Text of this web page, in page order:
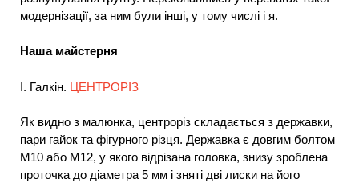
модернізації, за ним були інші, у тому числі і я.
Наша майстерня
І. Галкін. ЦЕНТРОРІЗ
Як видно з малюнка, центроріз складається з державки,
пари гайок та фігурного різця. Державка є довгим болтом
М10 або М12, у якого відрізана головка, знизу зроблена
проточка до діаметра 5 мм і зняті дві лиски на його